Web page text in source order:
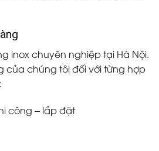
inox chuyên nghiệp tại Hà Nội.
của chúng tôi đối với từng hợp
công – lắp đặt